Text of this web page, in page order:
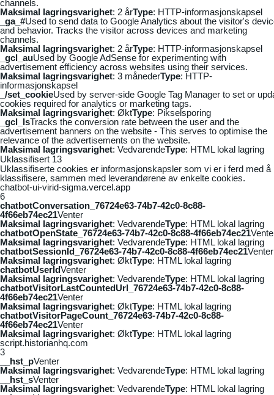
channels.
Maksimal lagringsvarighet: 2 årType: HTTP-informasjonskapsel
_ga_#Used to send data to Google Analytics about the visitor's
and behavior. Tracks the visitor across devices and marketing
channels.
Maksimal lagringsvarighet: 2 årType: HTTP-informasjonskapsel
_gcl_auUsed by Google AdSense for experimenting with
advertisement efficiency across websites using their services.
Maksimal lagringsvarighet: 3 månederType: HTTP-
informasjonskapsel
_/set_cookieUsed by server-side Google Tag Manager to set or
cookies required for analytics or marketing tags.
Maksimal lagringsvarighet: ØktType: Pikselsporing
_gcl_lsTracks the conversion rate between the user and the
advertisement banners on the website - This serves to optimise the
relevance of the advertisements on the website.
Maksimal lagringsvarighet: VedvarendeType: HTML lokal lagring
Uklassifisert 13
Uklassifiserte cookies er informasjonskapsler som vi er i ferd med å
klassifisere, sammen med leverandørene av enkelte cookies.
chatbot-ui-virid-sigma.vercel.app
6
chatbotConversation_76724e63-74b7-42c0-8c88-
4f66eb74ec21Venter
Maksimal lagringsvarighet: VedvarendeType: HTML lokal lagring
chatbotOpenState_76724e63-74b7-42c0-8c88-4f66eb74ec21
Maksimal lagringsvarighet: VedvarendeType: HTML lokal lagring
chatbotSessionId_76724e63-74b7-42c0-8c88-4f66eb74ec21Venter
Maksimal lagringsvarighet: ØktType: HTML lokal lagring
chatbotUserIdVenter
Maksimal lagringsvarighet: VedvarendeType: HTML lokal lagring
chatbotVisitorLastCountedUrl_76724e63-74b7-42c0-8c88-
4f66eb74ec21Venter
Maksimal lagringsvarighet: ØktType: HTML lokal lagring
chatbotVisitorPageCount_76724e63-74b7-42c0-8c88-
4f66eb74ec21Venter
Maksimal lagringsvarighet: ØktType: HTML lokal lagring
script.historianhq.com
3
__hst_pVenter
Maksimal lagringsvarighet: VedvarendeType: HTML lokal lagring
__hst_sVenter
Maksimal lagringsvarighet: VedvarendeType: HTML lokal lagring